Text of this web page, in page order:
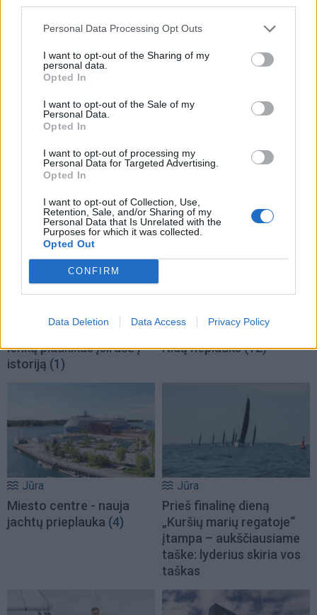
Personal Data Processing Opt Outs
I want to opt-out of the Sharing of my
personal data.
Opted In
I want to opt-out of the Sale of my
Personal Data.
Opted In
I want to opt-out of processing my
Personal Data for Targeted Advertising.
Opted In
I want to opt-out of Collection, Use,
Retention, Sale, and/or Sharing of my
Personal Data that Is Unrelated with the
Purposes for which it was collected.
Opted Out
CONFIRM
Data Deletion Data Access Privacy Policy
Atliekų surinkimo laivas
mėnesių rezultatus (1)
Jūra
geriau keleiviams,
darbuotojams,
Baltijos jūrą perplaukęs
lenkų plaukikas įsirašė į
istoriją (1)
Laivas „Raketa“ šiemet į
Nidą neplauks(12)
Jūra
Miesto centre - nauja
jachtų prieplauka (4)
Jūra
Prieš finalinę dieną
„Kuršių marių regatoje“
įtampa – aukščiausiame
taške: lyderius skiria vos
taškas